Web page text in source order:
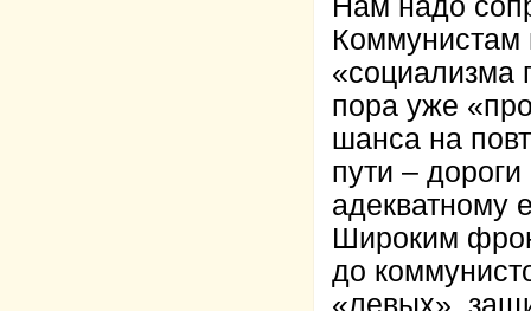
Нам надо
Коммунистам
«социализма
пора уже
шанса на
пути –
адекватному
Широким
до
«левых»,